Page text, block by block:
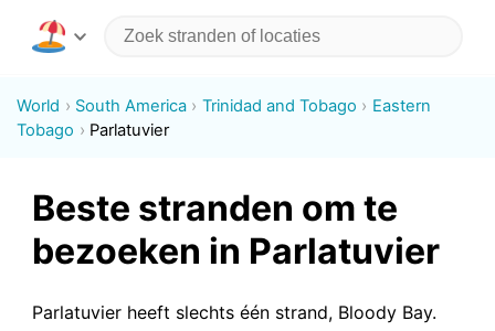
World South America Trinidad and Tobago
Eastern
Tobago
Parlatuvier
Beste stranden om te
bezoeken in Parlatuvier
Parlatuvier heeft slechts één strand, Bloody Bay.